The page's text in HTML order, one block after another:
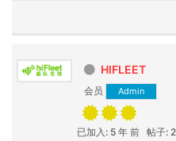
HIFLEET
会员 Admin
已加入: 5 年 前 帖子: